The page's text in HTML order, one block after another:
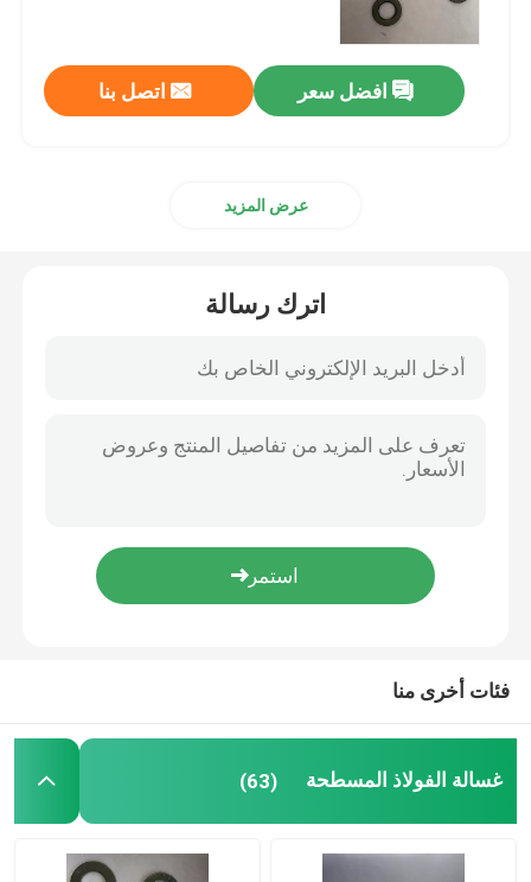
المنتجات
افضل سعر اتصل بنا
عرض المزيد
اترك رسالة
فئات أخرى منا
غسالة الفولاذ المسطحة (63)